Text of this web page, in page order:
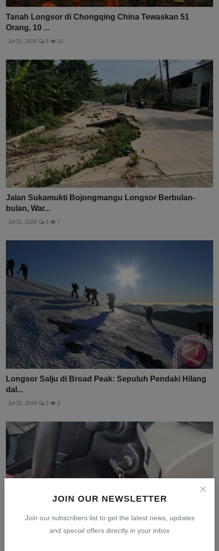
JOIN OUR NEWSLETTER
Join our subscribers list to get the latest news, updates
and special offers directly in your inbox
Tanah Longsor di Chongqing China Tewaskan 51
Orang, 10 ...
Jul 31, 2026 0 10
Jalan Sukamukti Bojongmangu Longsor Berbulan-
bulan, War...
Jul 31, 2026 0 7
Longsor Salju di Broad Peak: Sepuluh Pendaki Hilang
dal...
Jul 31, 2026 0 3